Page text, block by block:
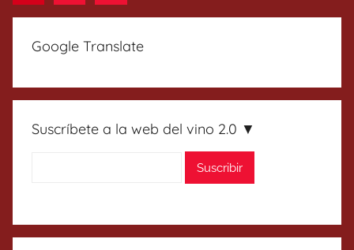
de
entradas
Google Translate
Suscríbete a la web del vino 2.0 ▼